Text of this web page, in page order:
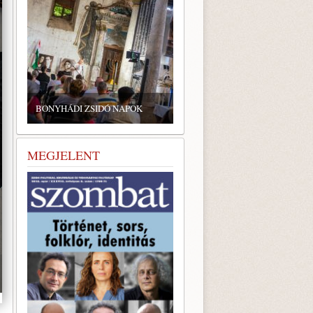
BONYHÁDI ZSIDÓ NAPOK
MEGJELENT